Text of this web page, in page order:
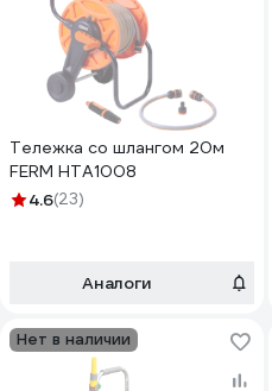
Тележка со шлангом 20м
FERM HTA1008
4.6(23)
Аналоги
Нет в наличии